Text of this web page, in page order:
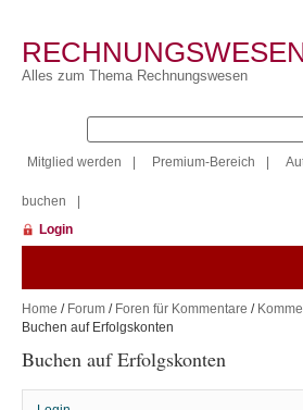
Alles zum Thema Rechnungswesen
Mitglied werden Premium-Bereich
buchen
Login
Home / Forum / Foren für Kommentare /
Buchen auf Erfolgskonten
Buchen auf Erfolgskonten